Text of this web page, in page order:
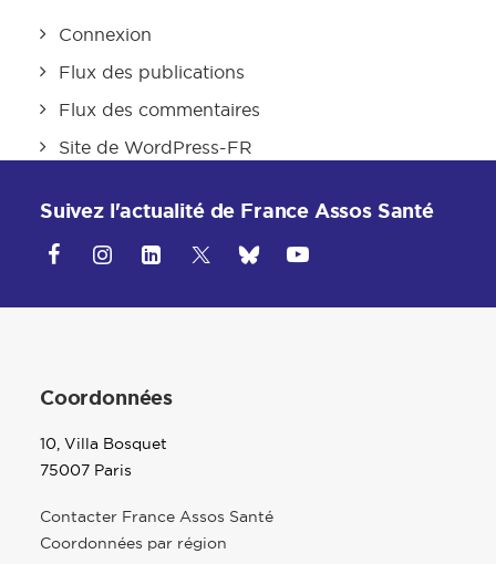
Connexion
Flux des publications
Flux des commentaires
Site de WordPress-FR
Suivez l'actualité de France Assos Santé
Coordonnées
10, Villa Bosquet
75007 Paris
Contacter France Assos Santé
Coordonnées par région